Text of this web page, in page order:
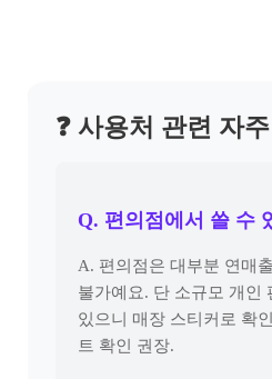
❓ 사용처 관련 자
Q. 편의점에서 쓸 수
A. 편의점은 대부분 연매
불가예요. 단 소규모 개인
있으니 매장 스티커로 확
트 확인 권장.